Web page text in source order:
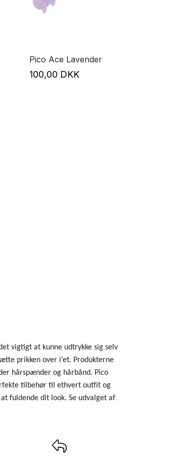
Pico Ace Lavender
100,00 DKK
vigtigt at kunne udtrykke sig selv
prikken over i’et. Produkterne
hårspænder og hårbånd. Pico
tilbehør til ethvert outfit og
fuldende dit look. Se udvalget af